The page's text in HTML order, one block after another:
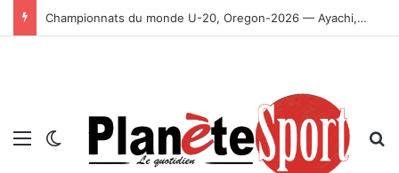
Championnats du monde U-20, Oregon-2026 — Ayachi, Dissa, Touahria et Ghezali en finale
Menu Switch skin